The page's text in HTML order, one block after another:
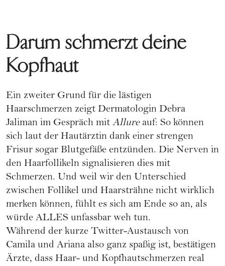
Darum schmerzt deine
Kopfhaut
Ein zweiter Grund für die lästigen
Haarschmerzen zeigt Dermatologin Debra
Jaliman im Gespräch mit Allureauf: So können
sich laut der Hautärztin dank einer strengen
Frisur sogar Blutgefäße entzünden. Die Nerven in
den Haarfollikeln signalisieren dies mit
Schmerzen. Und weil wir den Unterschied
zwischen Follikel und Haarsträhne nicht wirklich
merken können, fühlt es sich am Ende so an, als
würde ALLES unfassbar weh tun.
Während der kurze Twitter-Austausch von
Camila und Ariana also ganz spaßig ist, bestätigen
Ärzte, dass Haar- und Kopfhautschmerzen real